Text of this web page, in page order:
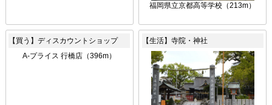
福岡県立京都高等学校（213m）
【買う】ディスカウントショップ
A-プライス 行橋店（396m）
【生活】寺院・神社